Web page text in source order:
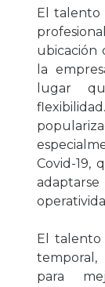
El talento
ubicación
la
lugar
Covid-19,
El
para